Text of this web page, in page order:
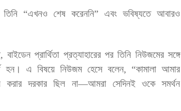
তিনি “এখনও শেষ করেননি” এবং ভবিষ্যতে আবারও
প্রার্থিতা প্রত্যাহারের পর তিনি নিউজমের সঙ্গে
হন। এ বিষয়ে নিউজম হেসে বলেন, “কামালা আমার
করার দরকার ছিল না—আমরা সেদিনই ওকে সমর্থন